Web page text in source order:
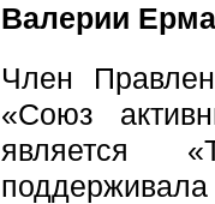
Валерии
Член
«Союз
является